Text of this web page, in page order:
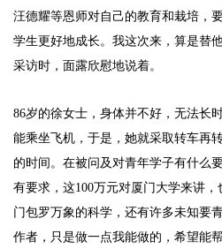
汪德耀等恩师对自己的教育和栽培，
学生更好地成长。我这次来，算是替
采访时，面露欣慰地说着。
86岁的徐女士，身体并不好，无法长
能乘坐飞机，于是，她就采取转车再
的时间。在被问及对青年学子有什么
有要求，这100万元对厦门大学来讲
门包罗万象的科学，还有许多未知要
作者，只是做一点我能做的，希望能